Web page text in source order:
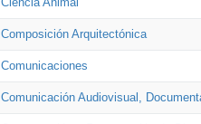
Composición Arquitectónica
Comunicaciones
Comunicación Audiovisual,